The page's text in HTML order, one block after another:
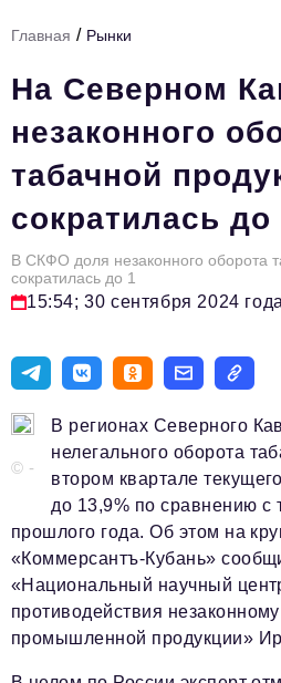
Цитаты
Аналитика
Главное
Интервью
Сделано в России
Право
Авто
Персона
Инвестиции
Управление
Красота и здоровье
Энергетика
Недвижимость
Главная / Рынки
На Северном
незаконного
табачной
сократилась до
В СКФО доля незаконного оборота
сократилась до 1
15:54; 30 сентября 2024 года
© -
В регионах Северного
нелегального оборота
втором квартале
до 13,9% по сравнению с
прошлого года. Об этом на
«Коммерсантъ-Кубань»
«Национальный научный
противодействия
промышленной продукции»